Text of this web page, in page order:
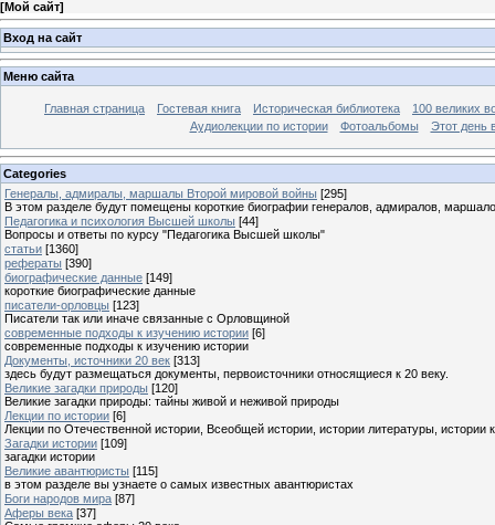
[Мой сайт]
Вход на сайт
Меню сайта
Главная страница Гостевая книга Историческая библиотека
100 великих
Аудиолекции по истории
Фотоальбомы Этот день
Categories
Генералы, адмиралы, маршалы Второй мировой войны [295]
В этом разделе будут помещены короткие биографии генералов, адмиралов,
Педагогика и психология Высшей школы [44]
Вопросы и ответы по курсу "Педагогика Высшей школы"
статьи [1360]
рефераты [390]
биографические данные [149]
короткие биографические данные
писатели-орловцы [123]
Писатели так или иначе связанные с Орловщиной
современные подходы к изучению истории [6]
современные подходы к изучению истории
Документы, источники 20 век [313]
здесь будут размещаться документы, первоисточники относящиеся к 20 веку.
Великие загадки природы [120]
Великие загадки природы: тайны живой и неживой природы
Лекции по истории [6]
Лекции по Отечественной истории, Всеобщей истории, истории литературы, истории
Загадки истории [109]
загадки истории
Великие авантюристы [115]
в этом разделе вы узнаете о самых известных авантюристах
Боги народов мира [87]
Аферы века [37]